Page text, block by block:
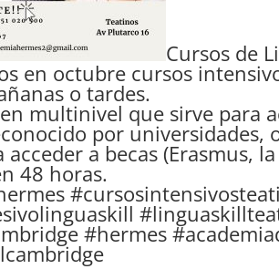
Cursos de
en octubre cursos
o tardes.
multinivel que sirve para
por universidades,
a becas (Erasmus,
48 horas.
#hermes